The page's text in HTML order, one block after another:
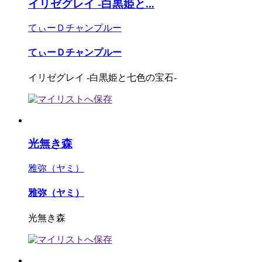
イリゼグレイ -白黒姫と...
てぃーＤチャンプルー
てぃーＤチャンプルー
イリゼグレイ -白黒姫と七色の宝石-
光無き森
雅弥（ヤミ）
雅弥（ヤミ）
光無き森